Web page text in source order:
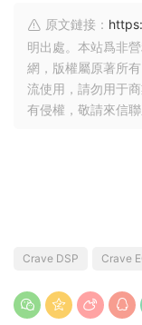
原文鏈接：
明出處。本站爲非
網，版權屬原著所
流使用，請勿用于
有侵權，敬請來信
Crave DSP Crave